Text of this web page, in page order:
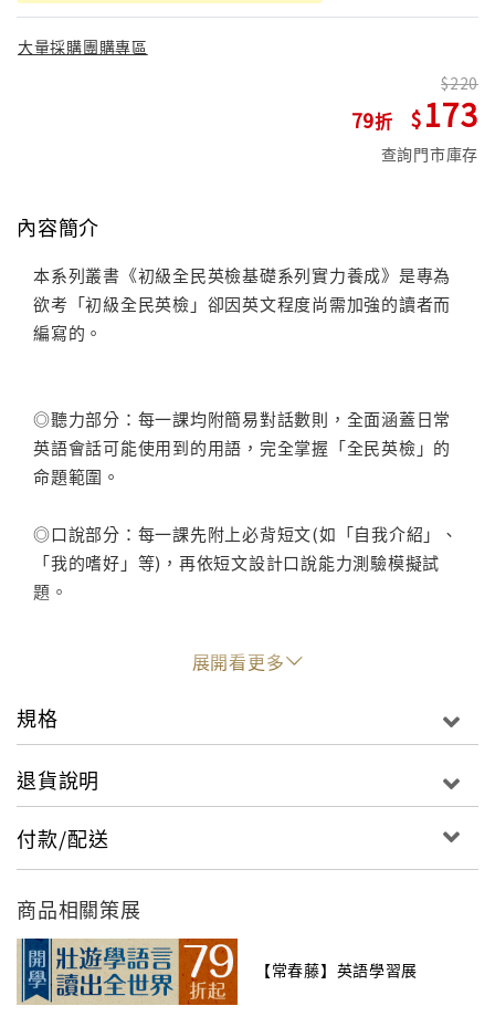
大量採購團購專區
79
220
173
查詢門市庫存
內容簡介
本系列叢書《初級全民英檢基礎系列實力養成》是專為
欲考「初級全民英檢」卻因英文程度尚需加強的讀者而
編寫的。
◎聽力部分：每一課均附簡易對話數則，全面涵蓋日常
英語會話可能使用到的用語，完全掌握「全民英檢」的
命題範圍。
◎口說部分：每一課先附上必背短文(如「自我介紹」、
「我的嗜好」等)，再依短文設計口說能力測驗模擬試
題。
◎閱讀部分：文章內容百分百仿真，解說甚為詳盡，全
面掃除讀者文法盲點，易學易懂。
◎寫作部分：全按歷屆「初級全民英檢」的正式考題仿
展開看更多
規格
退貨說明
付款/配送
商品相關策展
【常春藤】英語學習展